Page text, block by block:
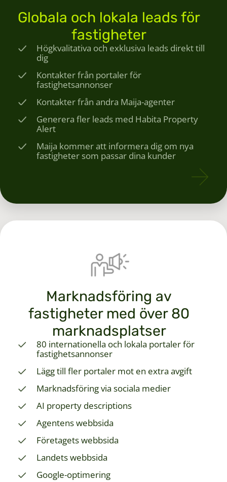
Globala och lokala leads för
fastigheter
Högkvalitativa och exklusiva leads direkt till
dig
Kontakter från portaler för
fastighetsannonser
Kontakter från andra Maija-agenter
Generera fler leads med Habita Property
Alert
Maija kommer att informera dig om nya
fastigheter som passar dina kunder
Marknadsföring av
fastigheter med över 80
marknadsplatser
80 internationella och lokala portaler för
fastighetsannonser
Lägg till fler portaler mot en extra avgift
Marknadsföring via sociala medier
AI property descriptions
Agentens webbsida
Företagets webbsida
Landets webbsida
Google-optimering